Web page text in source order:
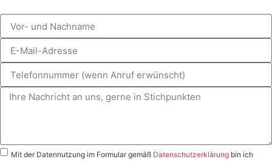
Mit der Datennutzung im Formular gemäß Datenschutzerklärung bin ich